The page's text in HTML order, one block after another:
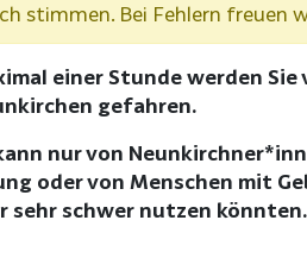
stimmen. Bei Fehlern freuen
einer Stunde werden
gefahren.
nur von
oder von Menschen mit
sehr schwer nutzen könnten.